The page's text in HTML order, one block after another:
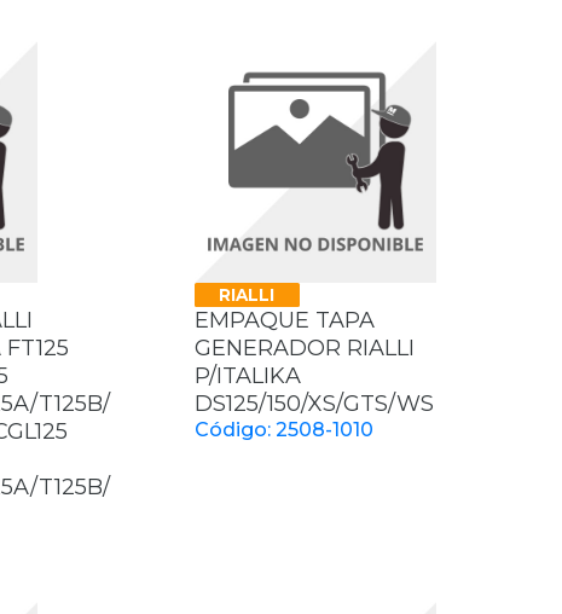
T125B/
T125B/
RIALLI
EMPAQUE TAPA
GENERADOR RIALLI
P/ITALIKA
DS125/150/XS/GTS/WS
Código: 2508-1010